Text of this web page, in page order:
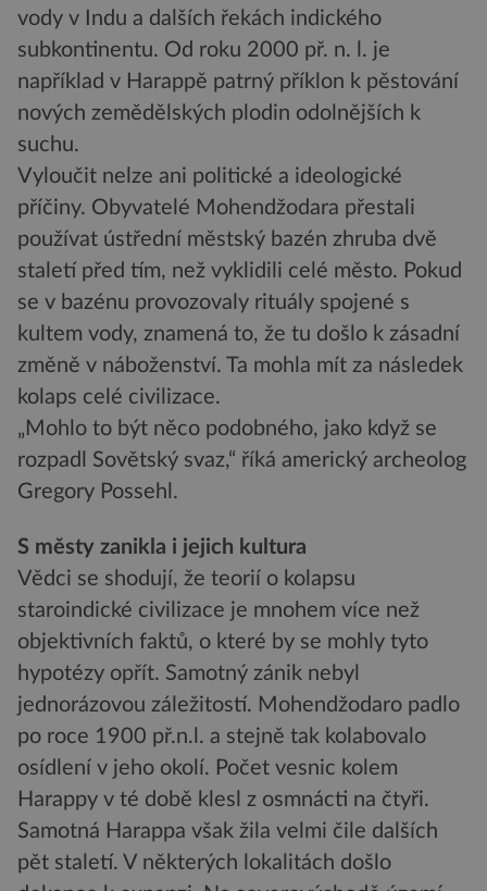
vody v Indu a dalších řekách indického
subkontinentu. Od roku 2000 př. n. l. je
například v Harappě patrný příklon k pěstování
nových zemědělských plodin odolnějších k
suchu.
Vyloučit nelze ani politické a ideologické
příčiny. Obyvatelé Mohendžodara přestali
používat ústřední městský bazén zhruba dvě
staletí před tím, než vyklidili celé město. Pokud
se v bazénu provozovaly rituály spojené s
kultem vody, znamená to, že tu došlo k zásadní
změně v náboženství. Ta mohla mít za následek
kolaps celé civilizace.
„Mohlo to být něco podobného, jako když se
rozpadl Sovětský svaz,“ říká americký archeolog
Gregory Possehl.
S městy zanikla i jejich kultura
Vědci se shodují, že teorií o kolapsu
staroindické civilizace je mnohem více než
objektivních faktů, o které by se mohly tyto
hypotézy opřít. Samotný zánik nebyl
jednorázovou záležitostí. Mohendžodaro padlo
po roce 1900 př.n.l. a stejně tak kolabovalo
osídlení v jeho okolí. Počet vesnic kolem
Harappy v té době klesl z osmnácti na čtyři.
Samotná Harappa však žila velmi čile dalších
pět staletí. V některých lokalitách došlo